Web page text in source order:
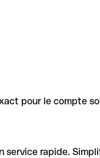
pour le compte
rapide.